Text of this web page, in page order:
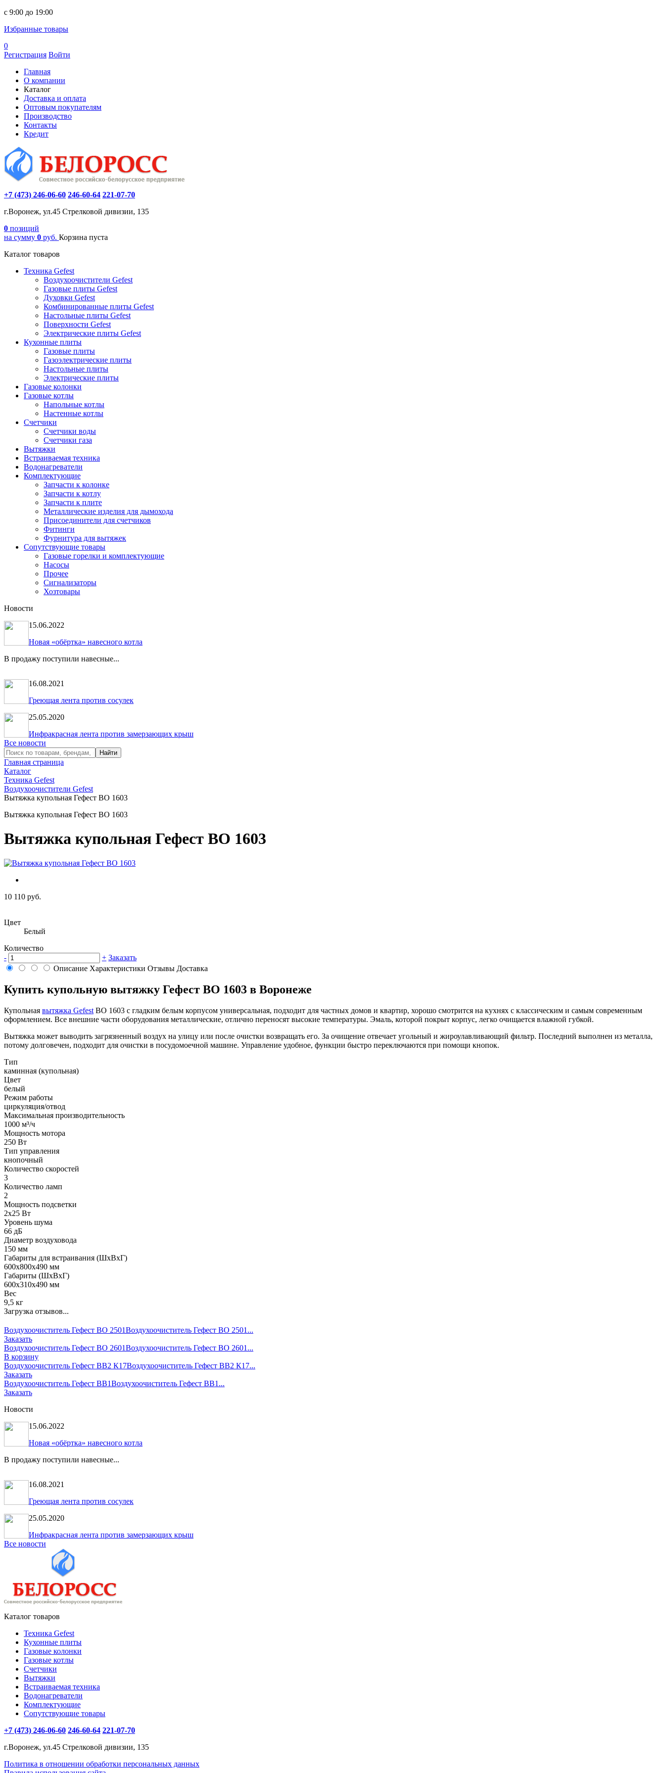
c 9:00 до 19:00
Избранные товары
0
Регистрация Войти
Главная
О компании
Каталог
Доставка и оплата
Оптовым покупателям
Производство
Контакты
Кредит
+7 (473) 246-06-60 246-60-64 221-07-70
г.Воронеж, ул.45 Стрелковой дивизии, 135
0 позиций
на сумму 0 руб. Корзина пуста
Каталог товаров
Техника Gefest
Воздухоочистители Gefest
Газовые плиты Gefest
Духовки Gefest
Комбинированные плиты Gefest
Настольные плиты Gefest
Поверхности Gefest
Электрические плиты Gefest
Кухонные плиты
Газовые плиты
Газоэлектрические плиты
Настольные плиты
Электрические плиты
Газовые колонки
Газовые котлы
Напольные котлы
Настенные котлы
Счетчики
Счетчики воды
Счетчики газа
Вытяжки
Встраиваемая техника
Водонагреватели
Комплектующие
Запчасти к колонке
Запчасти к котлу
Запчасти к плите
Металлические изделия для дымохода
Присоединители для счетчиков
Фитинги
Фурнитура для вытяжек
Сопутствующие товары
Газовые горелки и комплектующие
Насосы
Прочее
Сигнализаторы
Хозтовары
Новости
15.06.2022
Новая «обёртка» навесного котла
В продажу поступили навесные...
16.08.2021
Греющая лента против сосулек
25.05.2020
Инфракрасная лента против замерзающих крыш
Все новости
Главная страница
Каталог
Техника Gefest
Воздухоочистители Gefest
Вытяжка купольная Гефест ВО 1603
Вытяжка купольная Гефест ВО 1603
Вытяжка купольная Гефест ВО 1603
10 110 руб.
Цвет
Белый
Количество
-
+ Заказать
Описание Характеристики Отзывы Доставка
Купить купольную вытяжку Гефест ВО 1603 в Воронеже
Купольная вытяжка Gefest ВО 1603 с гладким белым корпусом универсальная, подходит для частных домов и квартир, хорошо смотрится на кухнях с классическим и самым современным
оформлением. Все внешние части оборудования металлические, отлично переносят высокие температуры. Эмаль, которой покрыт корпус, легко очищается влажной губкой.
Вытяжка может выводить загрязненный воздух на улицу или после очистки возвращать его. За очищение отвечает угольный и жироулавливающий фильтр. Последний выполнен из металла,
потому долговечен, подходит для очистки в посудомоечной машине. Управление удобное, функции быстро переключаются при помощи кнопок.
Тип
каминная (купольная)
Цвет
белый
Режим работы
циркуляция/отвод
Максимальная производительность
1000 м³/ч
Мощность мотора
250 Вт
Тип управления
кнопочный
Количество скоростей
3
Количество ламп
2
Мощность подсветки
2х25 Вт
Уровень шума
66 дБ
Диаметр воздуховода
150 мм
Габариты для встраивания (ШхВхГ)
600х800х490 мм
Габариты (ШхВхГ)
600х310х490 мм
Вес
9,5 кг
Загрузка отзывов...
Воздухоочиститель Гефест ВО 2501Воздухоочиститель Гефест ВО 2501...
Заказать
Воздухоочиститель Гефест ВО 2601Воздухоочиститель Гефест ВО 2601...
В корзину
Воздухоочиститель Гефест ВВ2 К17Воздухоочиститель Гефест ВВ2 К17...
Заказать
Воздухоочиститель Гефест ВВ1Воздухоочиститель Гефест ВВ1...
Заказать
Новости
15.06.2022
Новая «обёртка» навесного котла
В продажу поступили навесные...
16.08.2021
Греющая лента против сосулек
25.05.2020
Инфракрасная лента против замерзающих крыш
Все новости
Каталог товаров
Техника Gefest
Кухонные плиты
Газовые колонки
Газовые котлы
Счетчики
Вытяжки
Встраиваемая техника
Водонагреватели
Комплектующие
Сопутствующие товары
+7 (473) 246-06-60 246-60-64 221-07-70
г.Воронеж, ул.45 Стрелковой дивизии, 135
Политика в отношении обработки персональных данных